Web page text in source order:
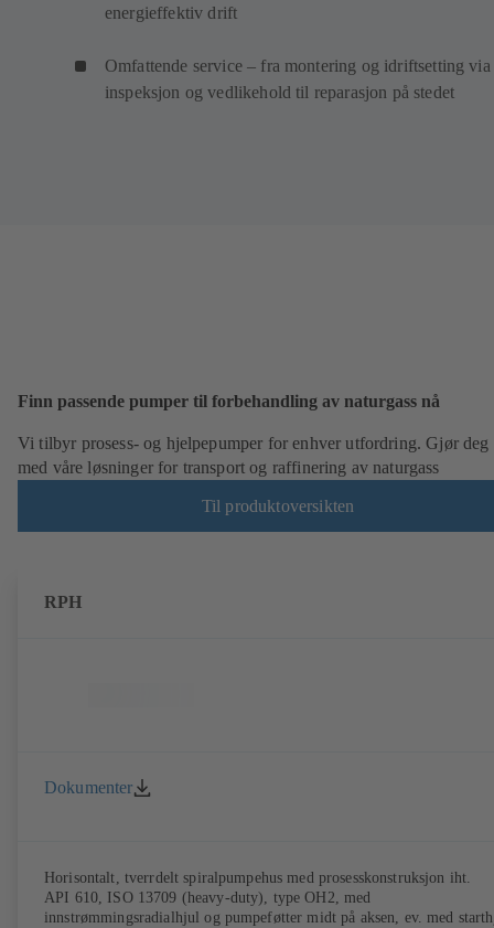
energieffektiv drift
Omfattende service – fra montering og idriftsetting via
inspeksjon og vedlikehold til reparasjon på stedet
Finn passende pumper til forbehandling av naturgass nå
Vi tilbyr prosess- og hjelpepumper for enhver utfordring. Gjør deg
med våre løsninger for transport og raffinering av naturgass
Til produktoversikten
RPH
Dokumenter
Horisontalt, tverrdelt spiralpumpehus med prosesskonstruksjon iht.
API 610, ISO 13709 (heavy-duty), type OH2, med
innstrømmingsradialhjul og pumpeføtter midt på aksen, ev. med